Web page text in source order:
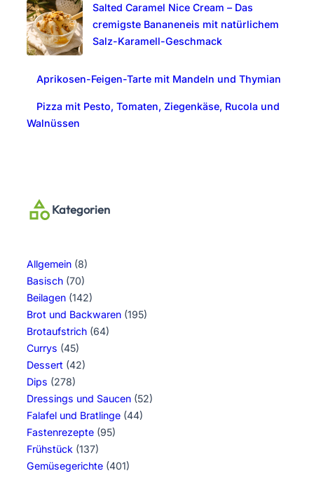
Salted Caramel Nice Cream – Das
cremigste Bananeneis mit natürlichem
Salz-Karamell-Geschmack
Aprikosen-Feigen-Tarte mit Mandeln und Thymian
Pizza mit Pesto, Tomaten, Ziegenkäse, Rucola und
Walnüssen
Kategorien
Allgemein (8)
Basisch (70)
Beilagen (142)
Brot und Backwaren (195)
Brotaufstrich (64)
Currys (45)
Dessert (42)
Dips (278)
Dressings und Saucen (52)
Falafel und Bratlinge (44)
Fastenrezepte (95)
Frühstück (137)
Gemüsegerichte (401)